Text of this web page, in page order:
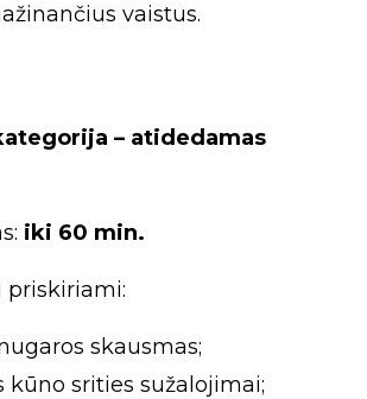
vaistus.
– atidedamas
iki 60 min.
priskiriami:
skausmas;
kūno srities sužalojimai;